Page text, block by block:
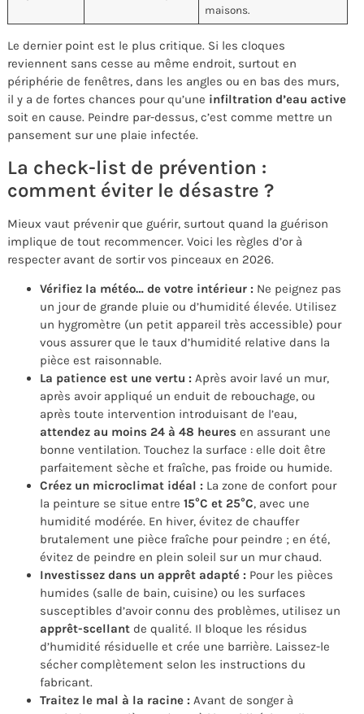
maisons.
Le dernier point est le plus critique. Si les cloques
reviennent sans cesse au même endroit, surtout en
périphérie de fenêtres, dans les angles ou en bas des murs,
il y a de fortes chances pour qu’une infiltration d’eau active
soit en cause. Peindre par-dessus, c’est comme mettre un
pansement sur une plaie infectée.
La check-list de prévention :
comment éviter le désastre ?
Mieux vaut prévenir que guérir, surtout quand la guérison
implique de tout recommencer. Voici les règles d’or à
respecter avant de sortir vos pinceaux en 2026.
Vérifiez la météo… de votre intérieur : Ne peignez pas
un jour de grande pluie ou d’humidité élevée. Utilisez
un hygromètre (un petit appareil très accessible) pour
vous assurer que le taux d’humidité relative dans la
pièce est raisonnable.
La patience est une vertu : Après avoir lavé un mur,
après avoir appliqué un enduit de rebouchage, ou
après toute intervention introduisant de l’eau,
attendez au moins 24 à 48 heures en assurant une
bonne ventilation. Touchez la surface : elle doit être
parfaitement sèche et fraîche, pas froide ou humide.
Créez un microclimat idéal : La zone de confort pour
la peinture se situe entre 15°C et 25°C, avec une
humidité modérée. En hiver, évitez de chauffer
brutalement une pièce fraîche pour peindre ; en été,
évitez de peindre en plein soleil sur un mur chaud.
Investissez dans un apprêt adapté : Pour les pièces
humides (salle de bain, cuisine) ou les surfaces
susceptibles d’avoir connu des problèmes, utilisez un
apprêt-scellant de qualité. Il bloque les résidus
d’humidité résiduelle et crée une barrière. Laissez-le
sécher complètement selon les instructions du
fabricant.
Traitez le mal à la racine : Avant de songer à